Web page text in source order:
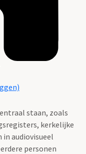
staan, zoals
kerkelijke
audiovisueel
personen